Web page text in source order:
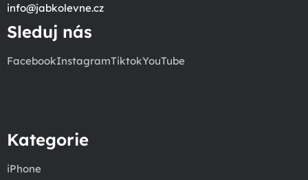
info@jabkolevne.cz
Sleduj nás
FacebookInstagramTiktokYouTube
Kategorie
iPhone